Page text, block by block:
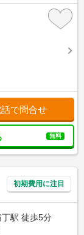
話で問合せ
無料
初期費用に注目
駅 徒歩5分